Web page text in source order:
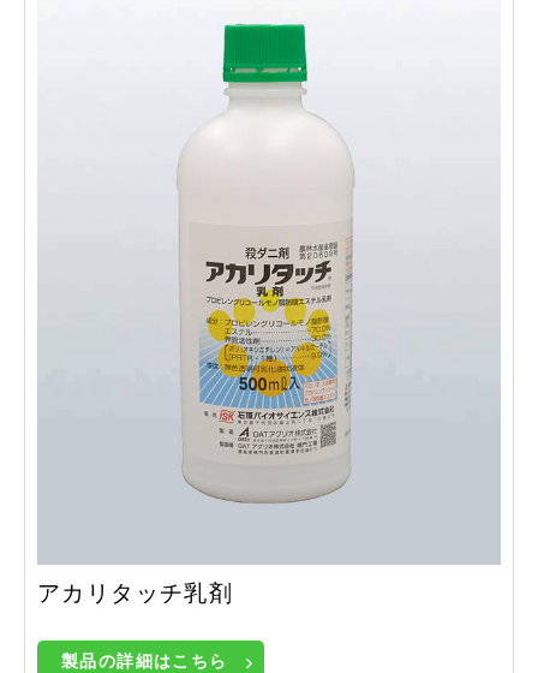
アカリタッチ乳剤
製品の詳細はこちら